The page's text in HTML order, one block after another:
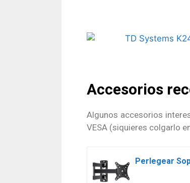
Accesorios
Algunos accesorios
VESA (siquieres colgarlo